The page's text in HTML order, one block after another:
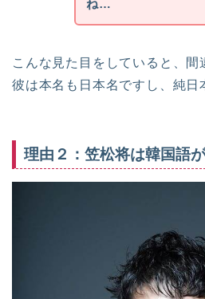
ね…
こんな見た目をしていると、間
彼は本名も日本名ですし、純日
理由２：笠松将は韓国語